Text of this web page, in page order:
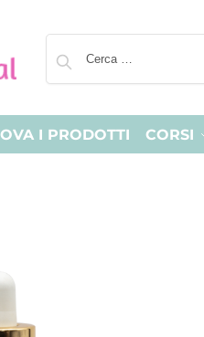
I PRODOTTI CORSI